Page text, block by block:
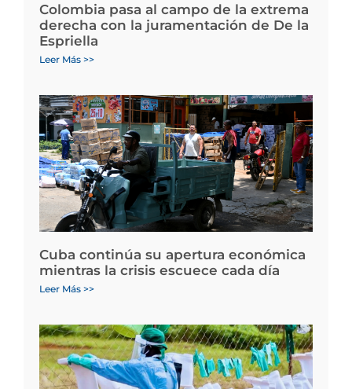
Colombia pasa al campo de la extrema
derecha con la juramentación de De la
Espriella
Leer Más >>
Cuba continúa su apertura económica
mientras la crisis escuece cada día
Leer Más >>